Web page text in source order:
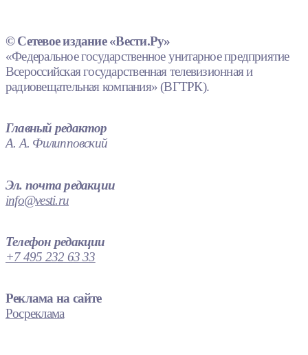
© Сетевое издание «Вести.Ру»
«Федеральное государственное унитарное предприятие
Всероссийская государственная телевизионная и
радиовещательная компания» (ВГТРК).
Главный редактор
А. А. Филипповский
Эл. почта редакции
info@vesti.ru
Телефон редакции
+7 495 232 63 33
Реклама на сайте
Росреклама